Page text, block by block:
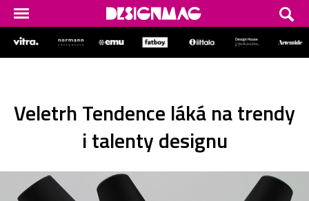
Veletrh Tendence láká na trendy
i talenty designu